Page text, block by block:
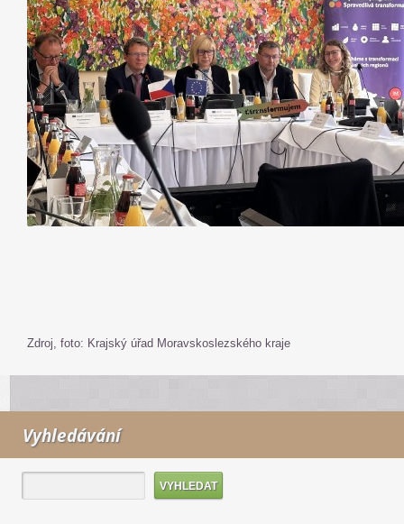
Zdroj, foto: Krajský úřad Moravskoslezského kraje
Vyhledávání